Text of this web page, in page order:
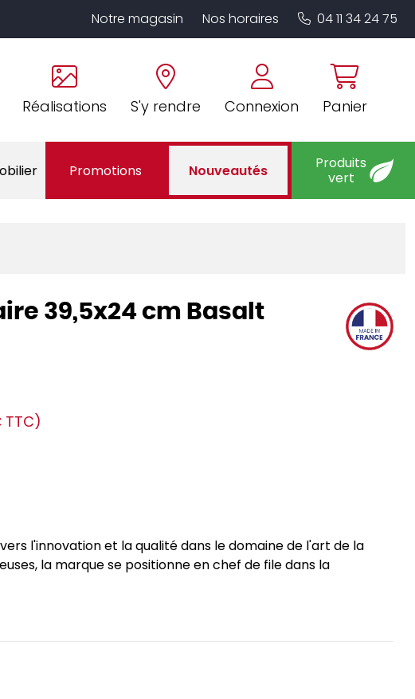
Réalisations S'y rendre Connexion Panier
Notre magasin Nos horaires 04 11 34 24 75
Promotions Nouveautés
Produits
vert
39,5x24 cm Basalt
TTC)
l'innovation et la qualité dans le domaine de l'art de la
la marque se positionne en chef de file dans la